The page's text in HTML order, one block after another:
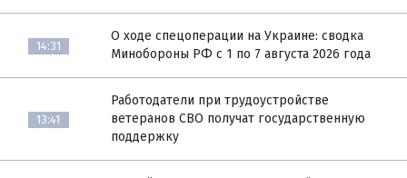
14:31
О ходе спецоперации на Украине: сводка
Минобороны РФ с 1 по 7 августа 2026 года
13:41
Работодатели при трудоустройстве
ветеранов СВО получат государственную
поддержку